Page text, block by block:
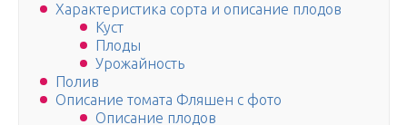
Характеристика сорта и описание плодов
Куст
Плоды
Урожайность
Полив
Описание томата Фляшен с фото
Описание плодов